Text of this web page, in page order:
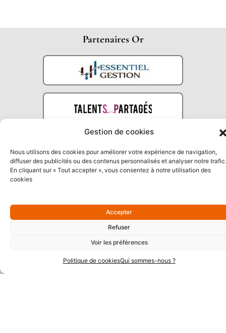
Gestion de cookies
Nous utilisons des cookies pour améliorer votre expérience de navigation,
diffuser des publicités ou des contenus personnalisés et analyser notre trafic.
En cliquant sur « Tout accepter », vous consentez à notre utilisation des
cookies
Accepter
Refuser
Voir les préférences
Politique de cookiesQui sommes-nous ?
Partenaires Or